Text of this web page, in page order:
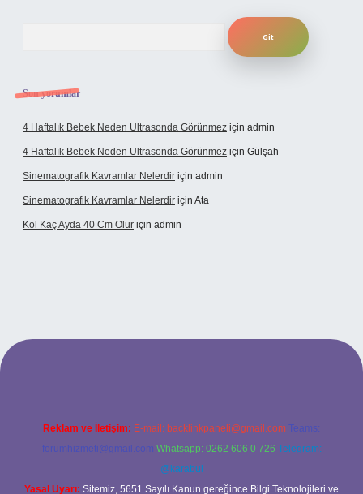
Son yorumlar
4 Haftalık Bebek Neden Ultrasonda Görünmez için admin
4 Haftalık Bebek Neden Ultrasonda Görünmez için Gülşah
Sinematografik Kavramlar Nelerdir için admin
Sinematografik Kavramlar Nelerdir için Ata
Kol Kaç Ayda 40 Cm Olur için admin
betci.co
Reklam ve İletişim: E-mail: backlinkpaneli@gmail.com Teams:
forumhizmeti@gmail.com Whatsapp: 0262 606 0 726 Telegram:
@karabul
Yasal Uyarı: Sitemiz, 5651 Sayılı Kanun gereğince Bilgi Teknolojileri ve